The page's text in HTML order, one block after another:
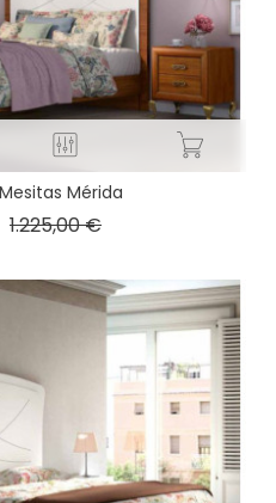
Mérida
Precio
1.225,00 €Precio